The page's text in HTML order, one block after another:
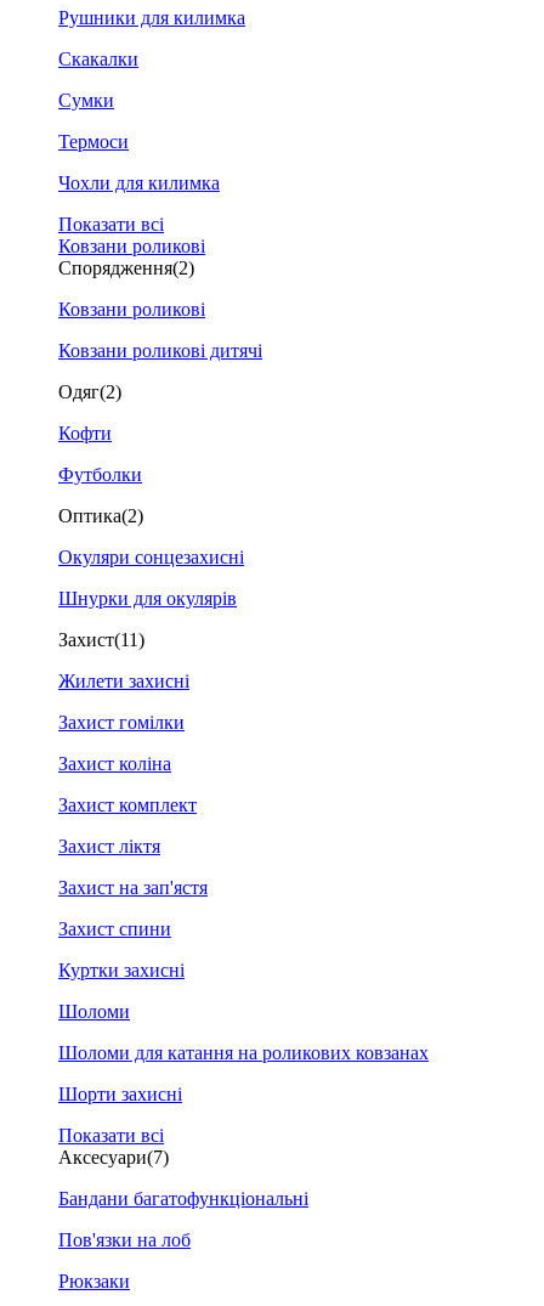
Рушники для килимка
Скакалки
Сумки
Термоси
Чохли для килимка
Показати всі
Ковзани роликові
Спорядження(2)
Ковзани роликові
Ковзани роликові дитячі
Одяг(2)
Кофти
Футболки
Оптика(2)
Окуляри сонцезахисні
Шнурки для окулярів
Захист(11)
Жилети захисні
Захист гомілки
Захист коліна
Захист комплект
Захист ліктя
Захист на зап'ястя
Захист спини
Куртки захисні
Шоломи
Шоломи для катання на роликових ковзанах
Шорти захисні
Показати всі
Аксесуари(7)
Бандани багатофункціональні
Пов'язки на лоб
Рюкзаки